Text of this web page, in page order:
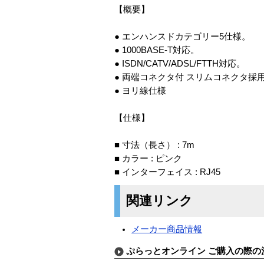
【概要】
● エンハンスドカテゴリー5仕様。
● 1000BASE-T対応。
● ISDN/CATV/ADSL/FTTH対応。
● 両端コネクタ付 スリムコネクタ採用
● ヨリ線仕様
【仕様】
■ 寸法（長さ） : 7m
■ カラー : ピンク
■ インターフェイス : RJ45
関連リンク
メーカー商品情報
ぷらっとオンライン ご購入の際の